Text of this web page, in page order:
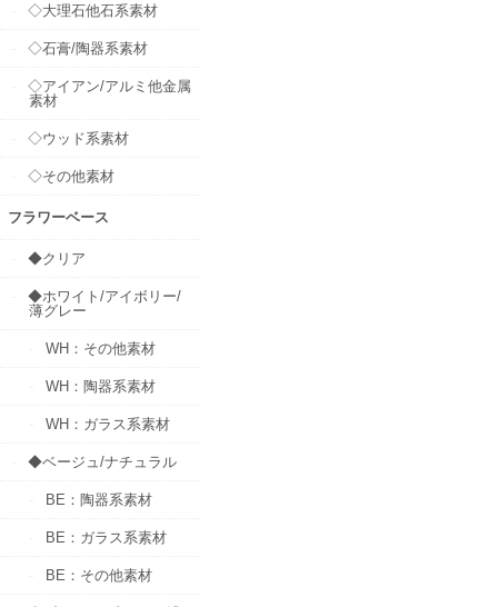
◇大理石他石系素材
◇石膏/陶器系素材
◇アイアン/アルミ他金属
素材
◇ウッド系素材
◇その他素材
フラワーベース
◆クリア
◆ホワイト/アイボリー/
薄グレー
WH：その他素材
WH：陶器系素材
WH：ガラス系素材
◆ベージュ/ナチュラル
BE：陶器系素材
BE：ガラス系素材
BE：その他素材